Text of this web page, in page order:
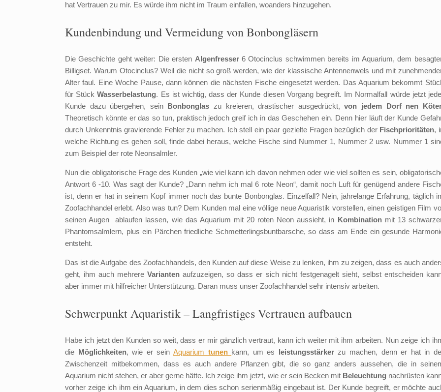
hat Vertrauen zu mir. Es würde ihm nicht im Traum einfallen, woanders hinzugehen.
Kundenbindung und Vermeidung von Bonbongläsern
Die Geschichte geht weiter: Die ersten Algenfresser 6 Otocinclus schwimmen bereits im Aquarium, dem
Billigset. Warum Otocinclus? Weil die nicht so groß werden, wie der klassische Antennenwels und mit
Alter faul. Eine Woche Pause, dann können die nächsten Fische eingesetzt werden. Das Aquarium bekommt
für StückWasserbelastung. Es ist wichtig, dass der Kunde diesen Vorgang begreift. Im Normalfall würde jetzt
Kunde dazu übergehen, sein Bonbonglas zu kreieren, drastischer ausgedrückt,von jedem Dorf nen
Theoretisch könnte er das so tun, praktisch jedoch greif ich in das Geschehen ein. Denn hier läuft der Kunde
durch Unkenntnis gravierende Fehler zu machen. Ich stell ein paar gezielte Fragen bezüglich der Fischprioritäten,
welche Richtung es gehen soll, finde dabei heraus, welche Fische sind Nummer 1, Nummer 2 usw. Nummer 1
zum Beispiel der rote Neonsalmler.
Nun die obligatorische Frage des Kunden „wie viel kann ich davon nehmen oder wie viel sollten es sein,
Antwort 6 -10. Was sagt der Kunde? „Dann nehm ich mal 6 rote Neon“, damit noch Luft für genügend andere
ist, denn er hat in seinem Kopf immer noch das bunte Bonbonglas. Einzelfall? Nein, jahrelange Erfahrung, täglich
Zoofachhandel erlebt. Also was tun? Dem Kunden mal eine völlige neue Aquaristik vorstellen, einen geistigen Film
seinen Augen ablaufen lassen, wie das Aquarium mit 20 roten Neon aussieht, in Kombinationmit 13
Phantomsalmlern, plus ein Pärchen friedliche Schmetterlingsbuntbarsche, so dass am Ende ein gesunde
entsteht.
Das ist die Aufgabe des Zoofachhandels, den Kunden auf diese Weise zu lenken, ihm zu zeigen, dass es auch
geht, ihm auch mehrereVarianten aufzuzeigen, so dass er sich nicht festgenagelt sieht, selbst entscheiden
aber immer mit hilfreicher Unterstützung. Daran muss unser Zoofachhandel sehr intensiv arbeiten.
Schwerpunkt Aquaristik – Langfristiges Vertrauen aufbauen
Habe ich jetzt den Kunden so weit, dass er mir gänzlich vertraut, kann ich weiter mit ihm arbeiten. Nun zeige ich
die Möglichkeiten, wie er sein Aquarium tunen kann, um es leistungsstärkerzu machen, denn er hat in
Zwischenzeit mitbekommen, dass es auch andere Pflanzen gibt, die so ganz anders aussehen, die in
Aquarium nicht stehen, er aber gerne hätte. Ich zeige ihm jetzt, wie er sein Becken mit Beleuchtung nachrüsten
vorher zeige ich ihm ein Aquarium, in dem dies schon serienmäßig eingebaut ist. Der Kunde begreift, er möchte